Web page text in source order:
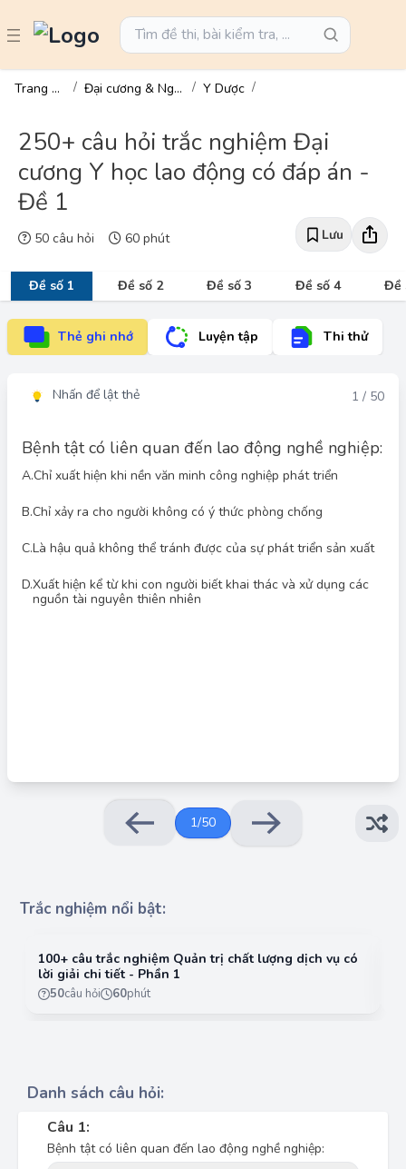
Trang chủ Đại cương & Ngành Y Dược
250+ câu hỏi trắc nghiệm Đại
cương Y học lao động có đáp án -
Đề 1
50 câu hỏi 60 phút Lưu
Đề số 1 Đề số 2 Đề số 3 Đề số 4 Đề
Thẻ ghi nhớ Luyện tập Thi thử
Nhấn để lật thẻ 1 / 50
Bệnh tật có liên quan đến lao động nghề nghiệp:
A.Chỉ xuất hiện khi nền văn minh công nghiệp phát triển
B.Chỉ xảy ra cho người không có ý thức phòng chống
C.Là hậu quả không thể tránh được của sự phát triển sản xuất
D.Xuất hiện kể từ khi con người biết khai thác và xử dụng các
nguồn tài nguyên thiên nhiên
Bệnh tật liên quan đến lao động nghề nghiệp không chỉ xuất
hiện khi nền văn minh công nghiệp phát triển (phương án 1 sai)
(phương án 2 sai), mà nó đã xuất hiện từ rất sớm, khi con người
bắt đầu khai thác và sử dụng các nguồn tài nguyên thiên
1/50
Trắc nghiệm nổi bật:
100+ câu trắc nghiệm Quản trị chất lượng dịch vụ có
lời giải chi tiết - Phần 1
50câu hỏi 60phút
Danh sách câu hỏi:
Câu 1:
Bệnh tật có liên quan đến lao động nghề nghiệp: